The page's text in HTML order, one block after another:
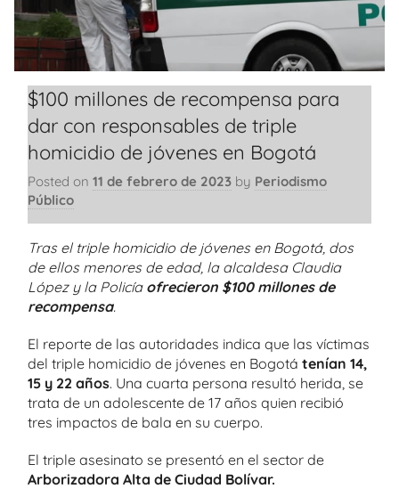
$100 millones de recompensa para
dar con responsables de triple
homicidio de jóvenes en Bogotá
Posted on 11 de febrero de 2023 by Periodismo
Público
Tras el triple homicidio de jóvenes en Bogotá, dos
de ellos menores de edad, la alcaldesa Claudia
López y la Policía ofrecieron $100 millones de
recompensa.
El reporte de las autoridades indica que las víctimas
del triple homicidio de jóvenes en Bogotá tenían 14,
15 y 22 años. Una cuarta persona resultó herida, se
trata de un adolescente de 17 años quien recibió
tres impactos de bala en su cuerpo.
El triple asesinato se presentó en el sector de
Arborizadora Alta de Ciudad Bolívar.